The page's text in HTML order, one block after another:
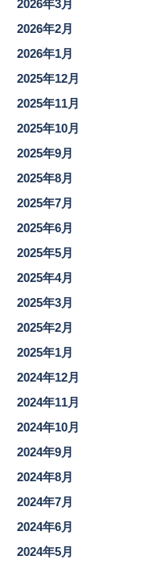
2026年3月
2026年2月
2026年1月
2025年12月
2025年11月
2025年10月
2025年9月
2025年8月
2025年7月
2025年6月
2025年5月
2025年4月
2025年3月
2025年2月
2025年1月
2024年12月
2024年11月
2024年10月
2024年9月
2024年8月
2024年7月
2024年6月
2024年5月